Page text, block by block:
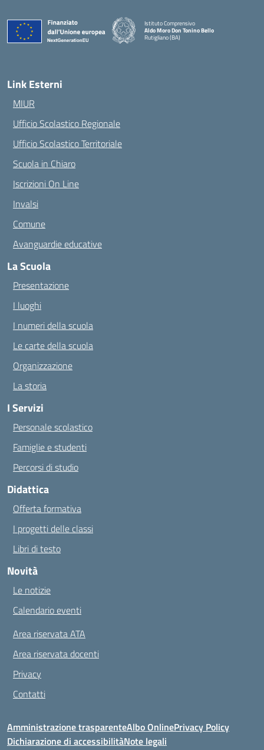
Istituto Comprensivo
Aldo Moro Don Tonino Bello
Rutigliano (BA)
— Visita la pagina iniziale della scuola
Link Esterni
MIUR
Ufficio Scolastico Regionale
Ufficio Scolastico Territoriale
Scuola in Chiaro
Iscrizioni On Line
Invalsi
Comune
Avanguardie educative
La Scuola
Presentazione
I luoghi
I numeri della scuola
Le carte della scuola
Organizzazione
La storia
I Servizi
Personale scolastico
Famiglie e studenti
Percorsi di studio
Didattica
Offerta formativa
I progetti delle classi
Libri di testo
Novità
Le notizie
Calendario eventi
Area riservata ATA
Area riservata docenti
Privacy
Contatti
Amministrazione trasparenteAlbo OnlinePrivacy Policy
Dichiarazione di accessibilitàNote legali